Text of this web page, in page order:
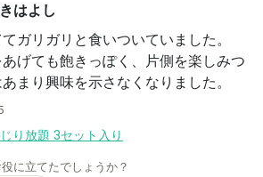
はよし
ガリガリと食いついていました。
げても飽きっぽく、片側を楽しみつ
まり興味を示さなくなりました。
り放題 3セット入り
に立てたでしょうか？